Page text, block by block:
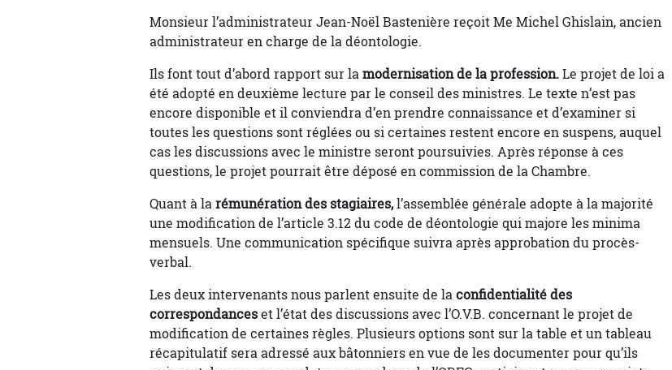
Monsieur l’administrateur Jean-Noël Bastenière reçoit Me Michel Ghislain, ancien
administrateur en charge de la déontologie.
Ils font tout d’abord rapport sur lamodernisation de la profession.Le projet de loi a
été adopté en deuxième lecture par le conseil des ministres. Le texte n’est pas
encore disponible et il conviendra d’en prendre connaissance et d’examiner si
toutes les questions sont réglées ou si certaines restent encore en suspens, auquel
cas les discussions avec le ministre seront poursuivies. Après réponse à ces
questions, le projet pourrait être déposé en commission de la Chambre.
Quant à larémunération des stagiaires,l’assemblée générale adopte à la majorité
une modification de l’article 3.12 du code de déontologie qui majore les minima
mensuels. Une communication spécifique suivra après approbation du procès-
verbal.
Les deux intervenants nous parlent ensuite de laconfidentialité des
correspondanceset l’état des discussions avec l’O.V.B. concernant le projet de
modification de certaines règles. Plusieurs options sont sur la table et un tableau
récapitulatif sera adressé aux bâtonniers en vue de les documenter pour qu’ils